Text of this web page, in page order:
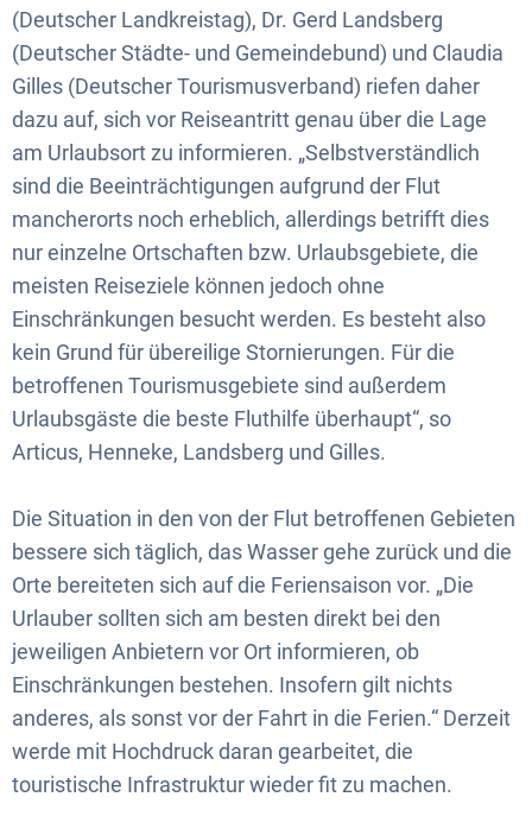
(Deutscher Landkreistag), Dr. Gerd Landsberg
(Deutscher Städte- und Gemeindebund) und Claudia
Gilles (Deutscher Tourismusverband) riefen daher
dazu auf, sich vor Reiseantritt genau über die Lage
am Urlaubsort zu informieren. „Selbstverständlich
sind die Beeinträchtigungen aufgrund der Flut
mancherorts noch erheblich, allerdings betrifft dies
nur einzelne Ortschaften bzw. Urlaubsgebiete, die
meisten Reiseziele können jedoch ohne
Einschränkungen besucht werden. Es besteht also
kein Grund für übereilige Stornierungen. Für die
betroffenen Tourismusgebiete sind außerdem
Urlaubsgäste die beste Fluthilfe überhaupt“, so
Articus, Henneke, Landsberg und Gilles.
Die Situation in den von der Flut betroffenen Gebieten
bessere sich täglich, das Wasser gehe zurück und die
Orte bereiteten sich auf die Feriensaison vor. „Die
Urlauber sollten sich am besten direkt bei den
jeweiligen Anbietern vor Ort informieren, ob
Einschränkungen bestehen. Insofern gilt nichts
anderes, als sonst vor der Fahrt in die Ferien.“ Derzeit
werde mit Hochdruck daran gearbeitet, die
touristische Infrastruktur wieder fit zu machen.